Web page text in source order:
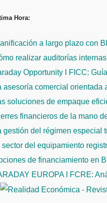
al
Hora:
a largo plazo con
realizar auditorías
Opportunity I FICC:
asesoría comercial orientada
soluciones de empaque
financieros de la mano
gestión del régimen especial
sector del equipamiento
de financiamiento en
EUROPA I FCRE: